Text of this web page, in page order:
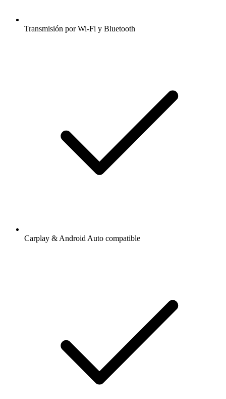
Transmisión por Wi-Fi y Bluetooth
Carplay & Android Auto compatible